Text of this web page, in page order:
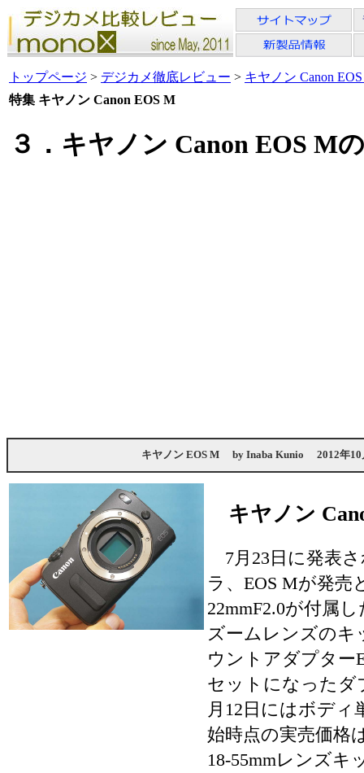
トップページ > デジカメ徹底レビュー > キヤノン Canon
特集 キヤノン Canon EOS M
３．キヤノン Canon EOS M
キヤノン EOS M by Inaba Kunio 2012年10
キヤノン
7月23日に発表
ラ、EOS Mが発売
22mmF2.0が付属
ズームレンズのキ
ウントアダプター
セットになったダ
月12日にはボディ
始時点の実売価格
18-55mmレンズキ